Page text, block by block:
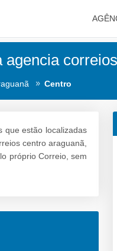
Centro
que estão localizadas
centro araguanã,
próprio Correio, sem